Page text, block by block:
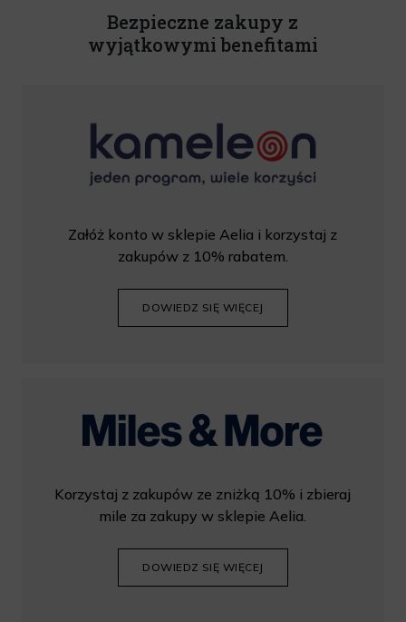
dobrowolna i może zostać wycofana w dowolnym momencie.
Rabat nie łączy się z innymi promocjami. W celu skorzystania z
Bezpieczne zakupy z
wyjątkowymi benefitami
Załóż konto w sklepie Aelia i korzystaj z
zakupów z 10% rabatem.
DOWIEDZ SIĘ WIĘCEJ
Korzystaj z zakupów ze zniżką 10% i zbieraj
mile za zakupy w sklepie Aelia.
DOWIEDZ SIĘ WIĘCEJ